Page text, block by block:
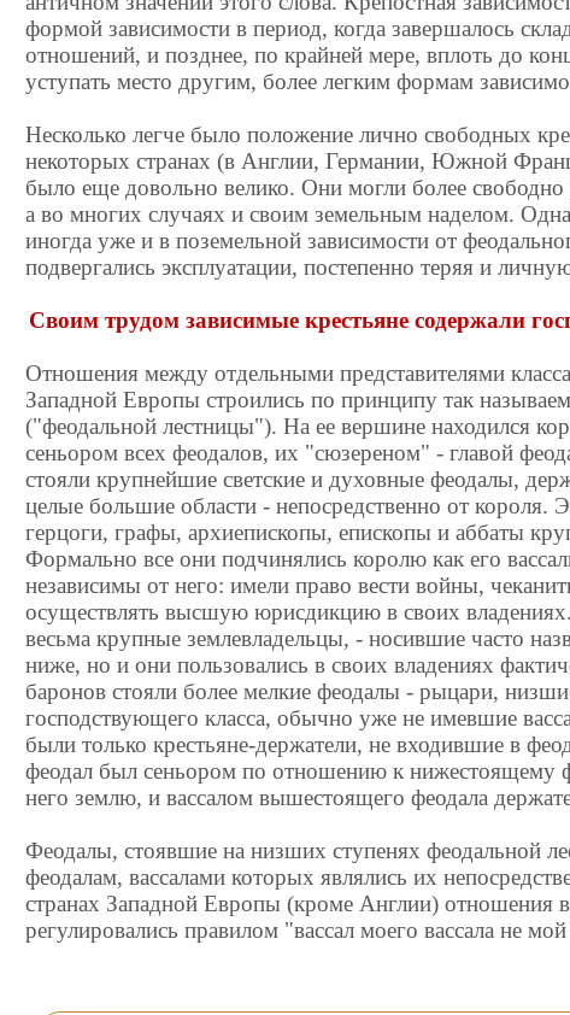
формой зависимости в период, когда завершалось
отношений, и позднее, по крайней мере, вплоть до
уступать место другим, более легким формам
Несколько легче было положение лично свободных
некоторых странах (в Англии, Германии, Южной
было еще довольно велико. Они могли более
а во многих случаях и своим земельным наделом.
иногда уже и в поземельной зависимости от
подвергались эксплуатации, постепенно теряя и
Своим трудом зависимые крестьяне содержали
Отношения между отдельными представителями
Западной Европы строились по принципу так
("феодальной лестницы"). На ее вершине находился
сеньором всех феодалов, их "сюзереном" - главой
стояли крупнейшие светские и духовные феодалы,
целые большие области - непосредственно от короля.
герцоги, графы, архиепископы, епископы и аббаты
Формально все они подчинялись королю как его
независимы от него: имели право вести войны,
осуществлять высшую юрисдикцию в своих
весьма крупные землевладельцы, - носившие часто
ниже, но и они пользовались в своих владениях
баронов стояли более мелкие феодалы - рыцари,
господствующего класса, обычно уже не имевшие
были только крестьяне-держатели, не входившие в
феодал был сеньором по отношению к нижестоящему
него землю, и вассалом вышестоящего феодала
Феодалы, стоявшие на низших ступенях феодальной
феодалам, вассалами которых являлись их
странах Западной Европы (кроме Англии) отношения
регулировались правилом "вассал моего вассала не мой